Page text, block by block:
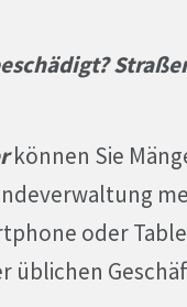
können Sie
oder
üblichen